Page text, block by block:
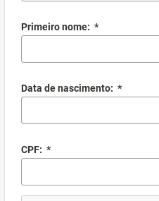
Primeiro nome: *
Data de nascimento: *
CPF: *